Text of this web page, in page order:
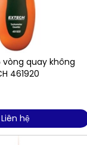
quay không
461920
Liên hệ